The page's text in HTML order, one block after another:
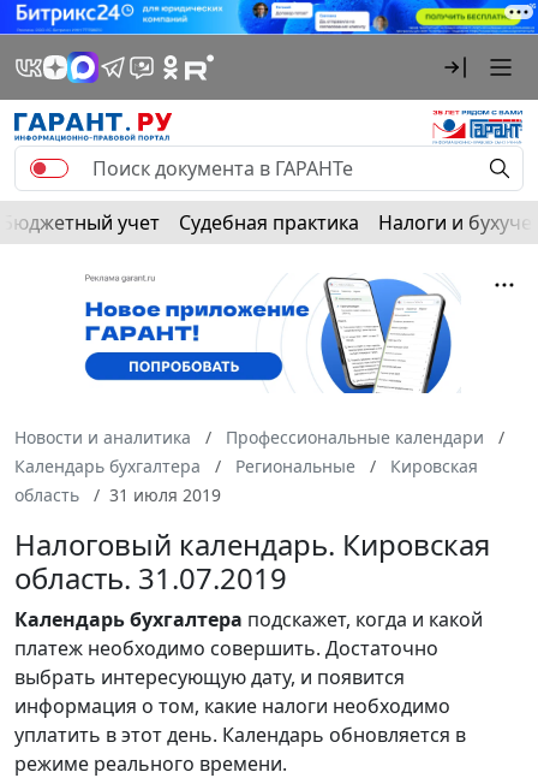
Бюджетный учет Судебная практика Налоги и
Новости и аналитика
Профессиональные календари
Календарь бухгалтера
Региональные
Кировская
область
31 июля 2019
Налоговый календарь. Кировская
область. 31.07.2019
Календарьбухгалтера подскажет, когда и какой
платеж необходимо совершить. Достаточно
выбрать интересующую дату, и появится
информация о том, какие налоги необходимо
уплатить в этот день. Календарь обновляется в
режиме реального времени.